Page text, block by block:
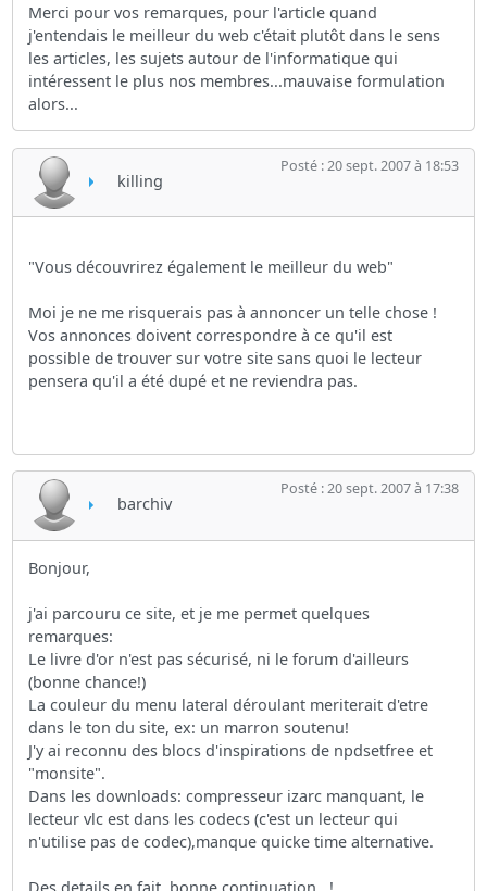
Merci pour vos remarques, pour l'article quand
j'entendais le meilleur du web c'était plutôt dans le sens
les articles, les sujets autour de l'informatique qui
intéressent le plus nos membres...mauvaise formulation
alors...
killing
Posté : 20 sept. 2007 à 18:53
"Vous découvrirez également le meilleur du web"
Moi je ne me risquerais pas à annoncer un telle chose !
Vos annonces doivent correspondre à ce qu'il est
possible de trouver sur votre site sans quoi le lecteur
pensera qu'il a été dupé et ne reviendra pas.
barchiv
Posté : 20 sept. 2007 à 17:38
Bonjour,
j'ai parcouru ce site, et je me permet quelques
remarques:
Le livre d'or n'est pas sécurisé, ni le forum d'ailleurs
(bonne chance!)
La couleur du menu lateral déroulant meriterait d'etre
dans le ton du site, ex: un marron soutenu!
J'y ai reconnu des blocs d'inspirations de npdsetfree et
"monsite".
Dans les downloads: compresseur izarc manquant, le
lecteur vlc est dans les codecs (c'est un lecteur qui
n'utilise pas de codec),manque quicke time alternative.